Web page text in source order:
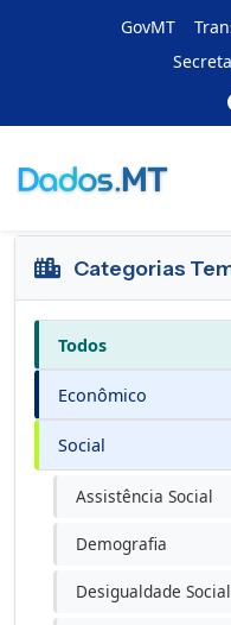
GovMT
Catálogo oficial de
Categorias
Todos
Econômico
Social
Assistência Social
Demografia
Desigualdade Social